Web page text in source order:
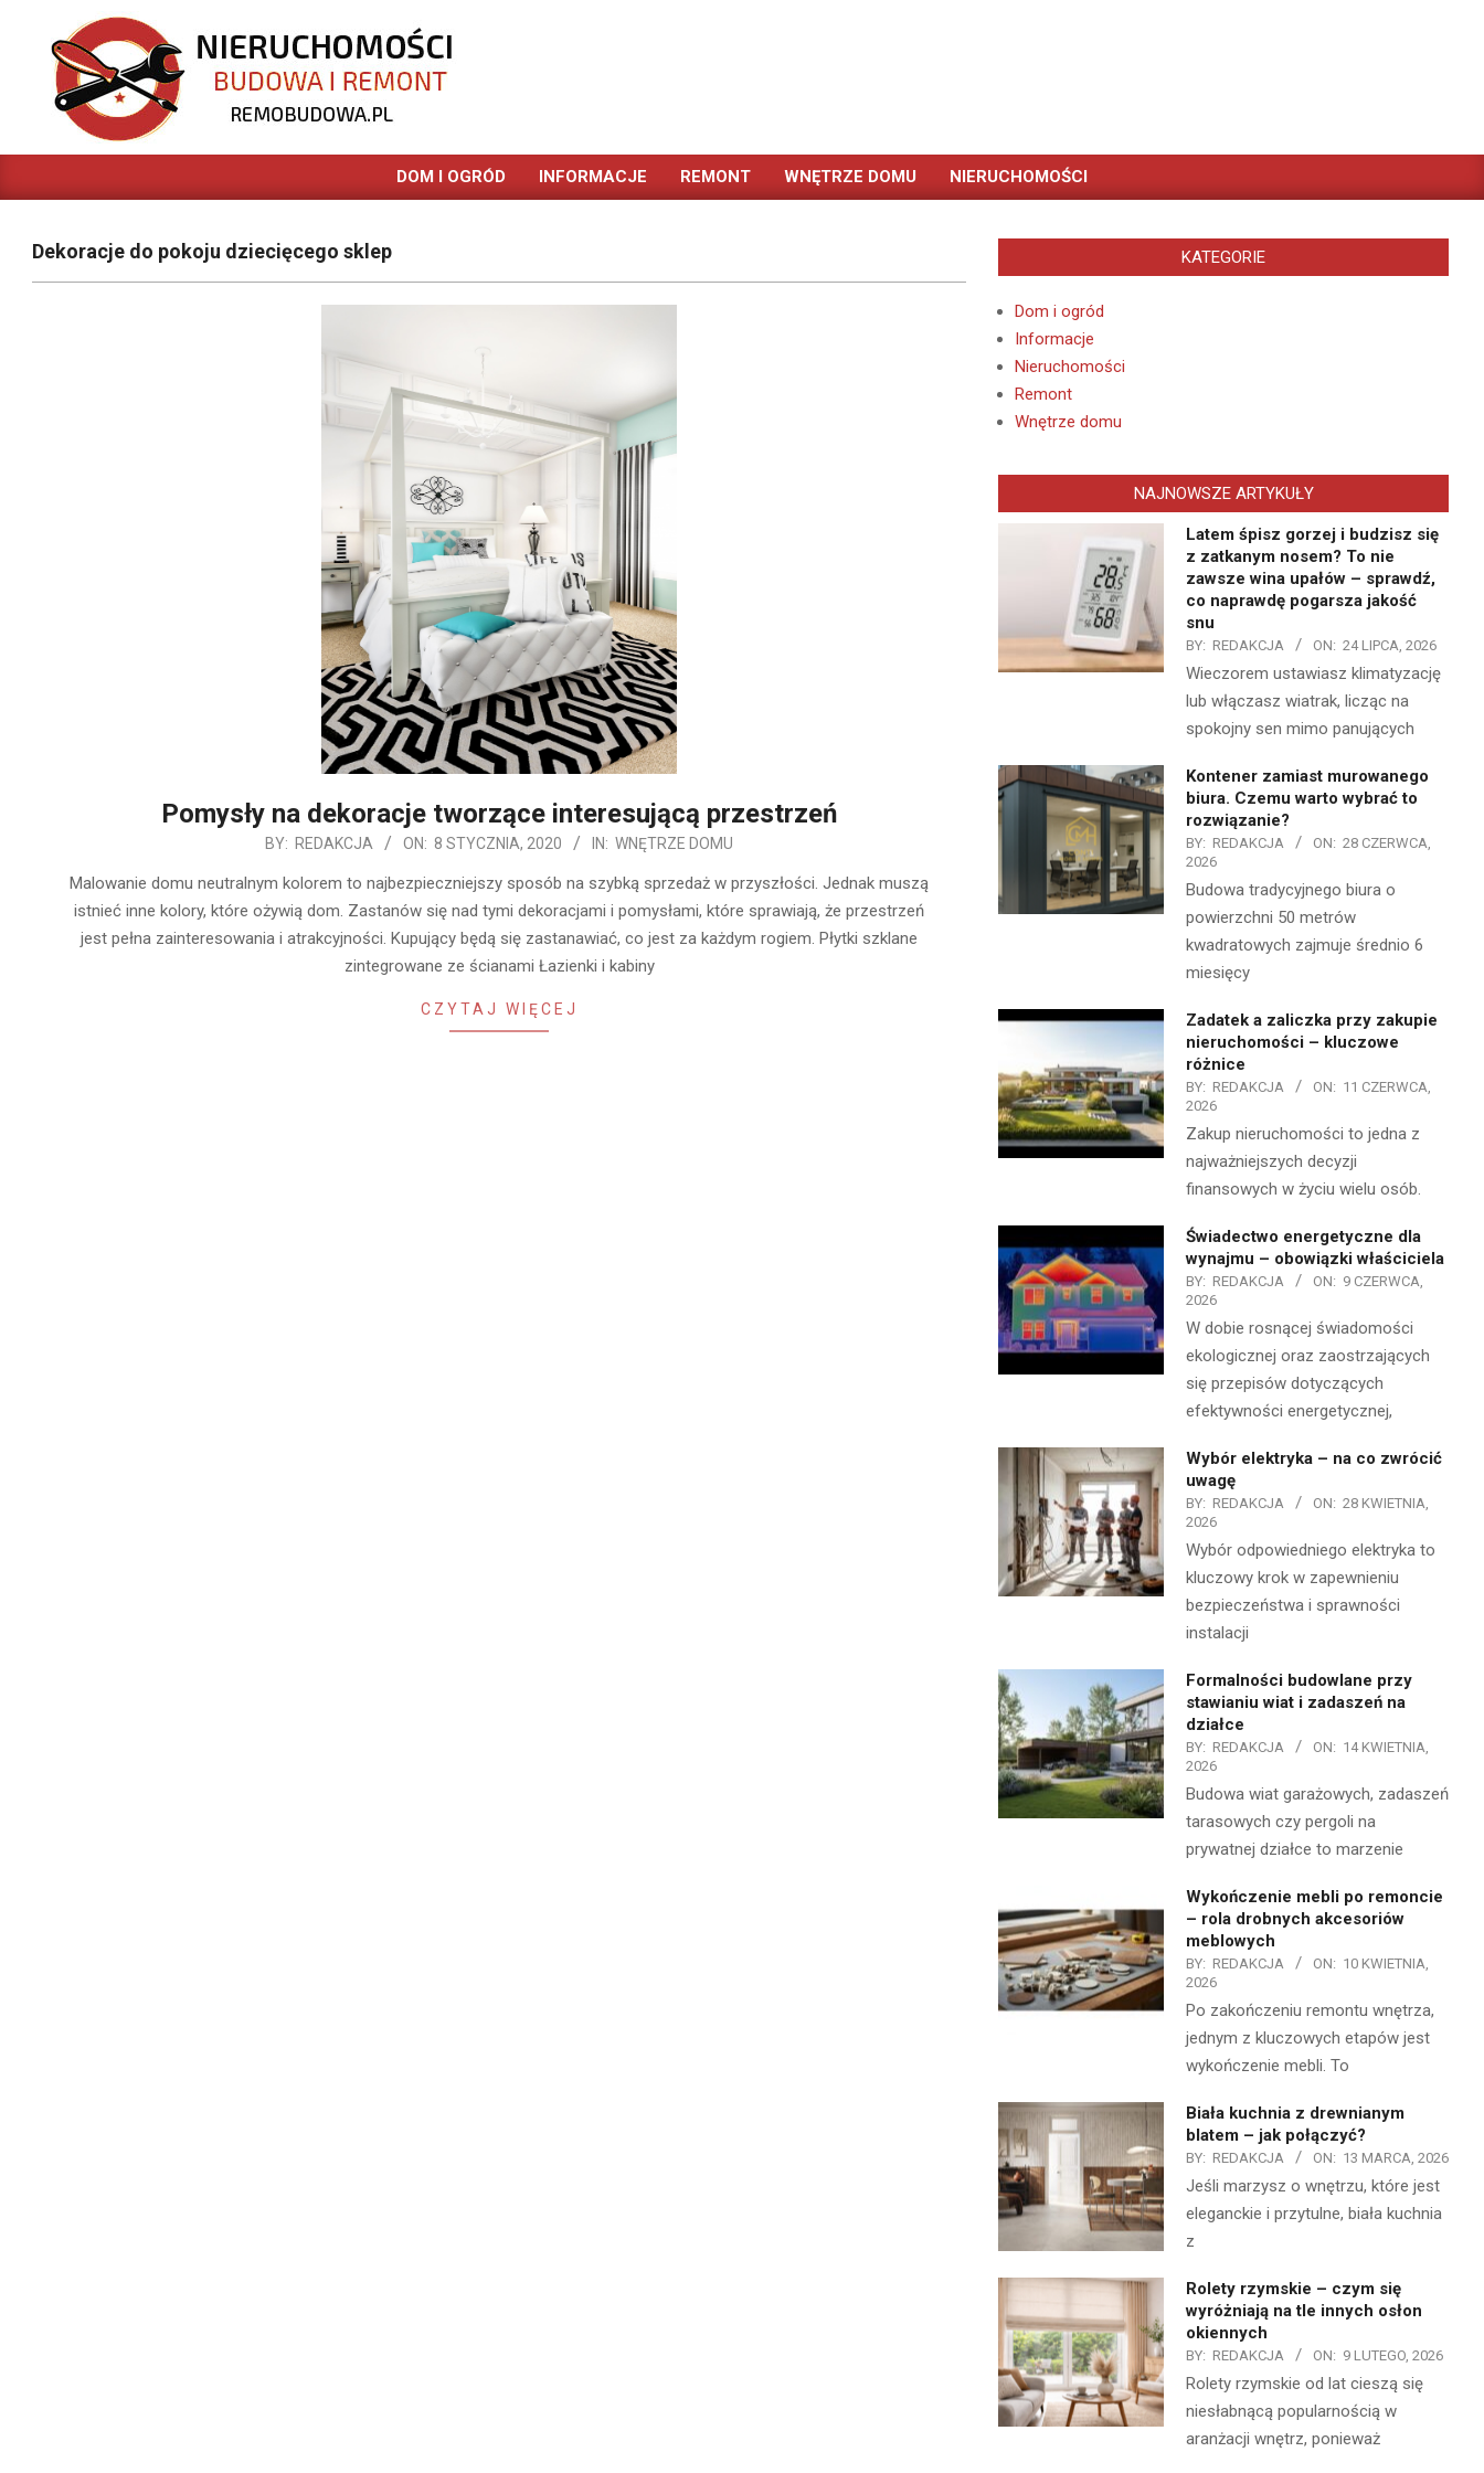
content
REMOBUDOWA.PL
Primary
DOM I OGRÓD INFORMACJE REMONT WNĘTRZE DOMU NIERUCHOMOŚCI
Dekoracje do pokoju dziecięcego sklep
Pomysły na dekoracje tworzące interesującą przestrzeń
BY: REDAKCJA ON: 8 STYCZNIA, 2020 IN: WNĘTRZE DOMU
Malowanie domu neutralnym kolorem to najbezpieczniejszy sposób na szybką sprzedaż w przyszłości. Jednak muszą
istnieć inne kolory, które ożywią dom. Zastanów się nad tymi dekoracjami i pomysłami, które sprawiają, że przestrzeń
jest pełna zainteresowania i atrakcyjności. Kupujący będą się zastanawiać, co jest za każdym rogiem. Płytki szklane
zintegrowane ze ścianami Łazienki i kabiny
CZYTAJ WIĘCEJ
KATEGORIE
Dom i ogród
Informacje
Nieruchomości
Remont
Wnętrze domu
NAJNOWSZE ARTYKUŁY
Latem śpisz gorzej i budzisz się
z zatkanym nosem? To nie
zawsze wina upałów – sprawdź,
co naprawdę pogarsza jakość
snu
BY: REDAKCJA ON: 24 LIPCA, 2026
Wieczorem ustawiasz klimatyzację
lub włączasz wiatrak, licząc na
spokojny sen mimo panujących
Kontener zamiast murowanego
biura. Czemu warto wybrać to
rozwiązanie?
BY: REDAKCJA ON: 28 CZERWCA,
2026
Budowa tradycyjnego biura o
powierzchni 50 metrów
kwadratowych zajmuje średnio 6
miesięcy
Zadatek a zaliczka przy zakupie
nieruchomości – kluczowe
różnice
BY: REDAKCJA ON: 11 CZERWCA,
2026
Zakup nieruchomości to jedna z
najważniejszych decyzji
finansowych w życiu wielu osób.
Świadectwo energetyczne dla
wynajmu – obowiązki właściciela
BY: REDAKCJA ON: 9 CZERWCA,
2026
W dobie rosnącej świadomości
ekologicznej oraz zaostrzających
się przepisów dotyczących
efektywności energetycznej,
Wybór elektryka – na co zwrócić
uwagę
BY: REDAKCJA ON: 28 KWIETNIA,
2026
Wybór odpowiedniego elektryka to
kluczowy krok w zapewnieniu
bezpieczeństwa i sprawności
instalacji
Formalności budowlane przy
stawianiu wiat i zadaszeń na
działce
BY: REDAKCJA ON: 14 KWIETNIA,
2026
Budowa wiat garażowych, zadaszeń
tarasowych czy pergoli na
prywatnej działce to marzenie
Wykończenie mebli po remoncie
– rola drobnych akcesoriów
meblowych
BY: REDAKCJA ON: 10 KWIETNIA,
2026
Po zakończeniu remontu wnętrza,
jednym z kluczowych etapów jest
wykończenie mebli. To
Biała kuchnia z drewnianym
blatem – jak połączyć?
BY: REDAKCJA ON: 13 MARCA, 2026
Jeśli marzysz o wnętrzu, które jest
eleganckie i przytulne, biała kuchnia
z
Rolety rzymskie – czym się
wyróżniają na tle innych osłon
okiennych
BY: REDAKCJA ON: 9 LUTEGO, 2026
Rolety rzymskie od lat cieszą się
niesłabnącą popularnością w
aranżacji wnętrz, ponieważ